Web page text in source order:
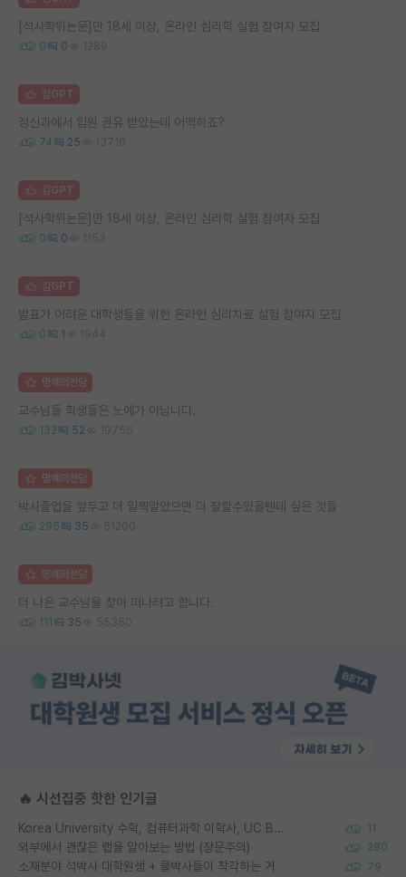
[석사학위논문]만 18세 이상, 온라인 심리학 실험 참여자 모집
0 0 1289
김GPT
정신과에서 입원 권유 받았는데 어떡하죠?
74 25 13716
김GPT
[석사학위논문]만 18세 이상, 온라인 심리학 실험 참여자 모집
0 0 1153
김GPT
발표가 어려운 대학생들을 위한 온라인 심리치료 실험 참여자 모집
0 1 1944
명예의전당
교수님들 학생들은 노예가 아닙니다.
132 52 19756
명예의전당
박사졸업을 앞두고 더 일찍알았으면 더 잘할수있을텐데 싶은 것들
295 35 51200
명예의전당
더 나은 교수님을 찾아 떠나려고 합니다.
111 35 55350
🔥 시선집중 핫한 인기글
Korea University 수학, 컴퓨터과학 이학사, UC Berkeley 산업공학 대학원 공학박사가 되는 것은 쉽지 않겠죠? 11
외부에서 괜찮은 랩을 알아보는 방법 (장문주의) 280
소재분야 석박사 대학원생 + 물박사들이 착각하는 거 79